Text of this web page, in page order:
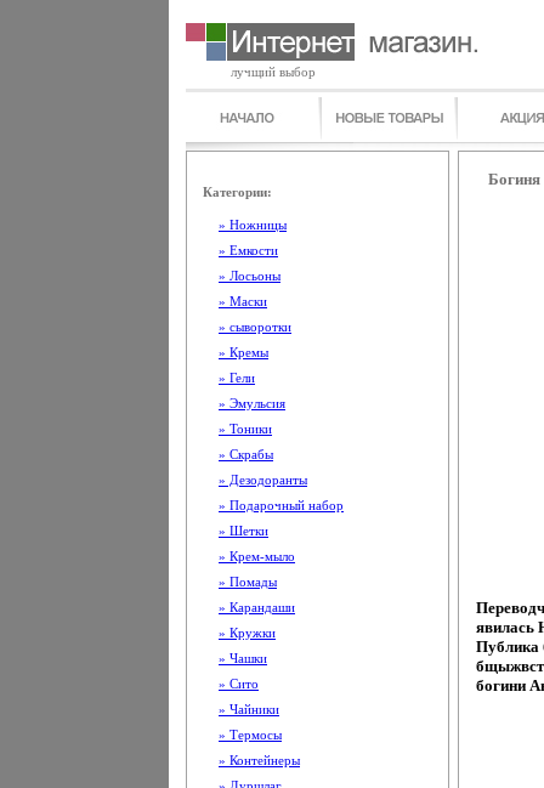
лучщий выбор
Категории:
» Ножницы
» Емкости
» Лосьоны
» Маски
» сыворотки
» Кремы
» Гели
» Эмульсия
» Тоники
» Скрабы
» Дезодоранты
» Подарочный набор
» Шетки
» Крем-мыло
» Помады
» Карандаши
» Кружки
» Чашки
» Сито
» Чайники
» Термосы
» Контейнеры
Богиня
явилась
Публика
богини